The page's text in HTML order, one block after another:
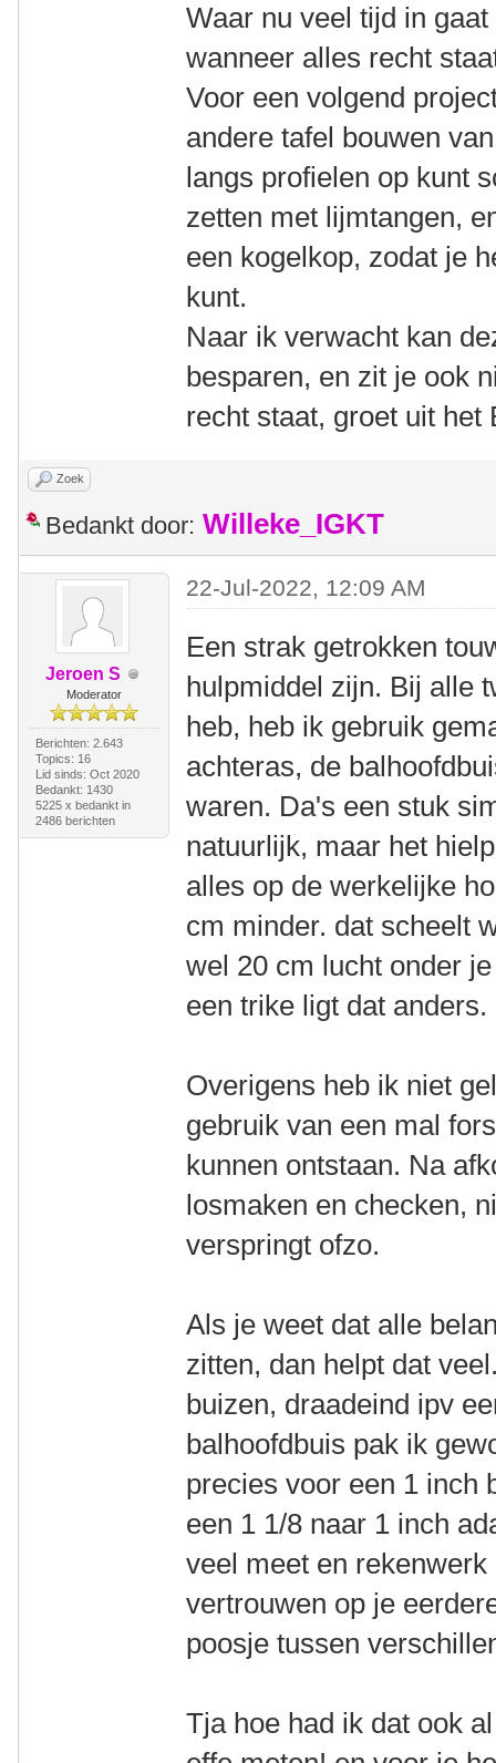
Waar nu veel tijd in
wanneer alles recht
Voor een volgend
andere tafel bouwen
langs profielen op kunt
zetten met lijmtangen,
een kogelkop, zodat je
kunt.
Naar ik verwacht kan
besparen, en zit je ook
recht staat, groet uit het
Zoek
Bedankt door: Willeke_IGKT
Jeroen S
Moderator
Berichten: 2.643
Topics: 16
Lid sinds: Oct 2020
Bedankt: 1430
5225 x bedankt in
2486 berichten
22-Jul-2022, 12:09 AM
Een strak getrokken
hulpmiddel zijn. Bij alle
heb, heb ik gebruik
achteras, de
waren. Da's een stuk
natuurlijk, maar het
alles op de werkelijke
cm minder. dat scheelt
wel 20 cm lucht onder
een trike ligt dat anders.
Overigens heb ik niet
gebruik van een mal
kunnen ontstaan. Na
losmaken en checken,
verspringt ofzo.
Als je weet dat alle
zitten, dan helpt dat
buizen, draadeind ipv
balhoofdbuis pak ik
precies voor een 1 inch
een 1 1/8 naar 1 inch
veel meet en
vertrouwen op je
poosje tussen
Tja hoe had ik dat ook